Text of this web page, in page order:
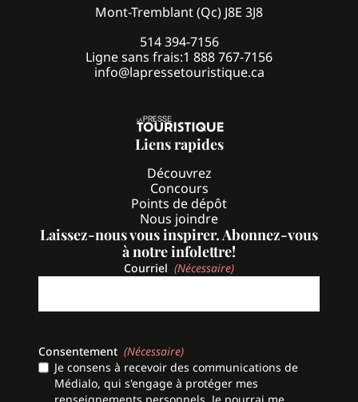
Mont-Tremblant (Qc) J8E 3J8
514 394-7156
Ligne sans frais:1 888 767-7156
info@lapressetouristique.ca
Liens rapides
Découvrez
Concours
Points de dépôt
Nous joindre
Laissez-nous vous inspirer. Abonnez-vous
à notre infolettre!
Courriel (Nécessaire)
Consentement (Nécessaire)
Je consens à recevoir des communications de
Médialo, qui s'engage à protéger mes
renseignements personnels. Je pourrai me